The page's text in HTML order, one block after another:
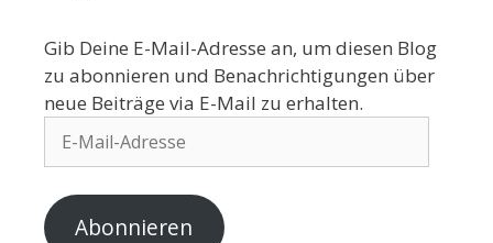
Gib Deine E-Mail-Adresse an, um diesen Blog
zu abonnieren und Benachrichtigungen über
neue Beiträge via E-Mail zu erhalten.
Abonnieren